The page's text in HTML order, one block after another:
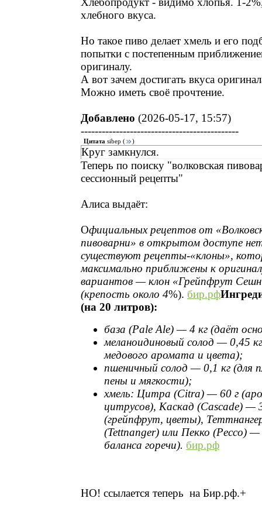
хлебного вкуса.
Но такое пиво делает хмель и его
попытки с постепенным
оригиналу.
А вот зачем достигать вкуса
Можно иметь своё прочтение.
Добавлено (2026-05-17, 15:57)
---------------------------------------------
Цитата sibep ( )
Круг замкнулся.
Теперь по поиску "волковская
сессионный рецепты"
Алиса выдаёт:
Официальных рецептов от
пивоварни» в открытом доступе
существуют рецепты-«клоны»,
максимально приближены к
вариантов — клон «Грейпфрут
(крепость около 4%). бир.рф
(на 20 литров):
база (Pale Ale) — 4 кг (даёт
меланоидиновый солод — 0,45
медового аромата и цвета);
пшеничный солод — 0,1 кг (для
пены и мягкости);
хмель: Цитра (Citra) — 60 г
цитрусов), Каскад (Cascade) —
(грейпфрут, цветы),
(Tettnanger) или Пекко (Pecco) —
баланса горечи). бир.рф
НО! ссылается теперь на Бир.рф.+